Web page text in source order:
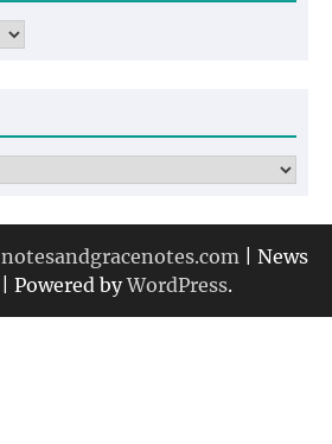
notesandgracenotes.com | News
| Powered byWordPress.